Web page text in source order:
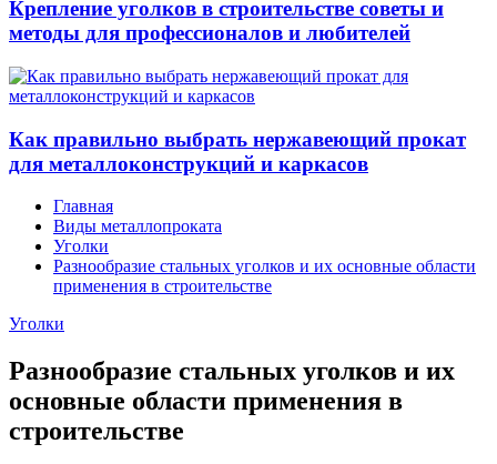
Крепление уголков в строительстве советы и
методы для профессионалов и любителей
Как правильно выбрать нержавеющий прокат
для металлоконструкций и каркасов
Главная
Виды металлопроката
Уголки
Разнообразие стальных уголков и их основные области
применения в строительстве
Уголки
Разнообразие стальных уголков и их
основные области применения в
строительстве